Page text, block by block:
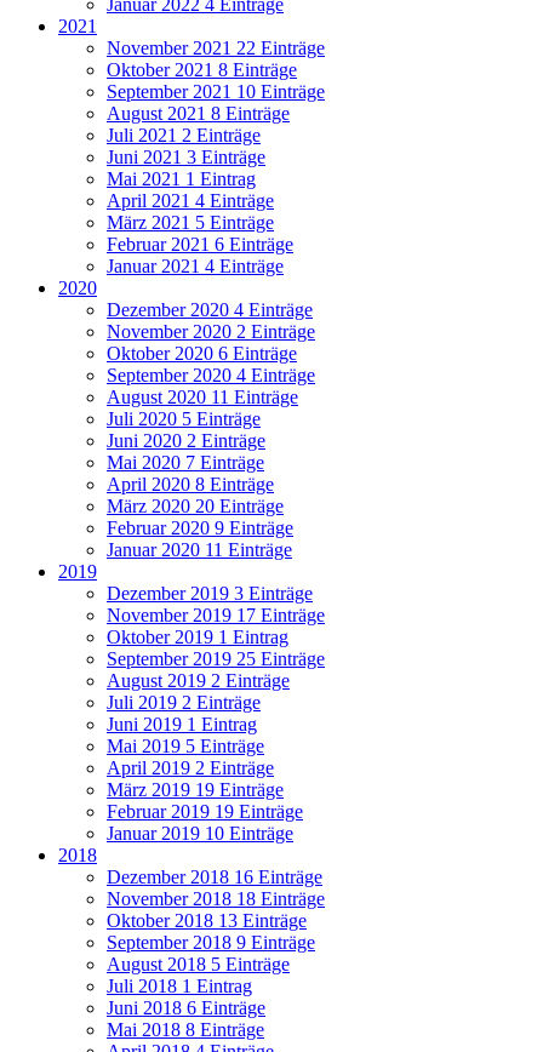
Januar 2022 4 Einträge
2021
November 2021 22 Einträge
Oktober 2021 8 Einträge
September 2021 10 Einträge
August 2021 8 Einträge
Juli 2021 2 Einträge
Juni 2021 3 Einträge
Mai 2021 1 Eintrag
April 2021 4 Einträge
März 2021 5 Einträge
Februar 2021 6 Einträge
Januar 2021 4 Einträge
2020
Dezember 2020 4 Einträge
November 2020 2 Einträge
Oktober 2020 6 Einträge
September 2020 4 Einträge
August 2020 11 Einträge
Juli 2020 5 Einträge
Juni 2020 2 Einträge
Mai 2020 7 Einträge
April 2020 8 Einträge
März 2020 20 Einträge
Februar 2020 9 Einträge
Januar 2020 11 Einträge
2019
Dezember 2019 3 Einträge
November 2019 17 Einträge
Oktober 2019 1 Eintrag
September 2019 25 Einträge
August 2019 2 Einträge
Juli 2019 2 Einträge
Juni 2019 1 Eintrag
Mai 2019 5 Einträge
April 2019 2 Einträge
März 2019 19 Einträge
Februar 2019 19 Einträge
Januar 2019 10 Einträge
2018
Dezember 2018 16 Einträge
November 2018 18 Einträge
Oktober 2018 13 Einträge
September 2018 9 Einträge
August 2018 5 Einträge
Juli 2018 1 Eintrag
Juni 2018 6 Einträge
Mai 2018 8 Einträge